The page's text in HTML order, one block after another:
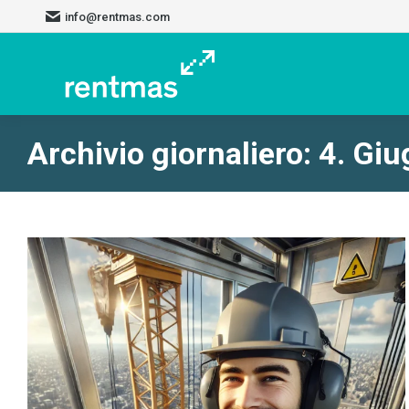
info@rentmas.com
Archivio giornaliero: 4.